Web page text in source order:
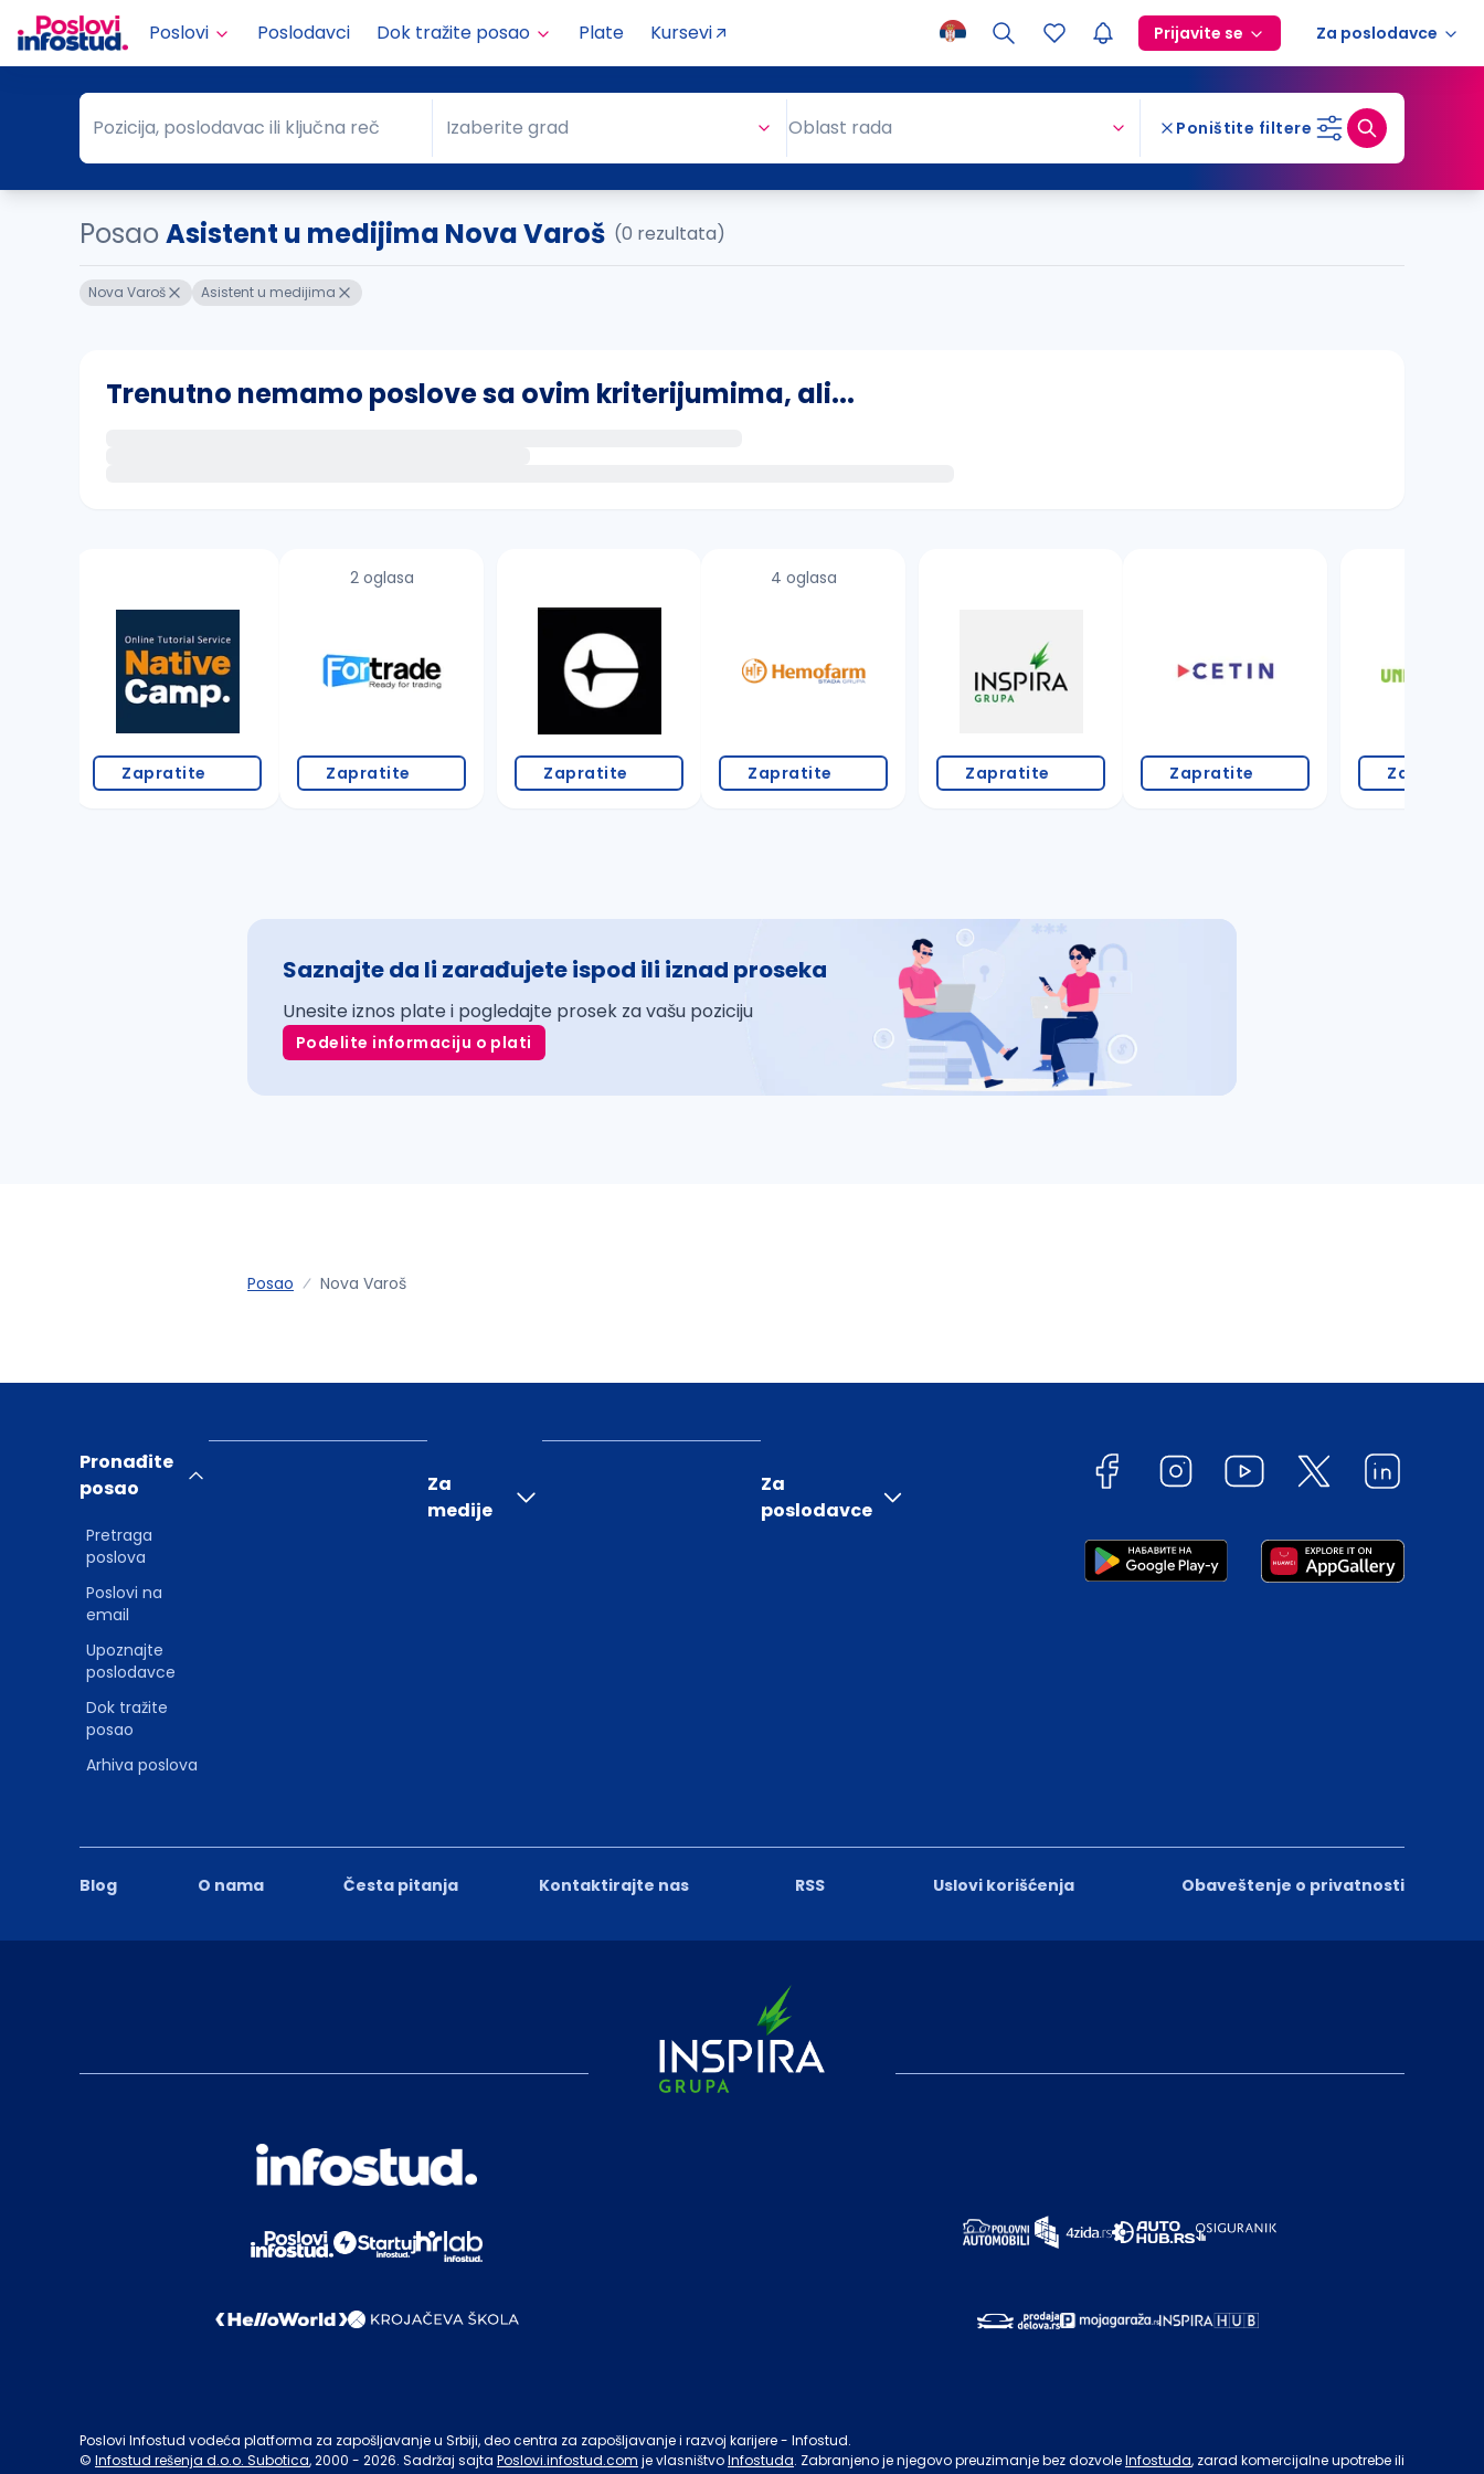
Poslovi Poslodavci Dok tražite posao Plate Kursevi Prijavite se Za poslodavce
Pozicija, poslodavac ili ključna reč
Pozicija, poslodavac ili ključna reč Grad
Izaberite grad Oblast rada Poništite filtere
PosaoAsistent u medijima Nova Varoš (0 rezultata)
Nova Varoš Asistent u medijima
Trenutno nemamo poslove sa ovim kriterijumima, ali...
proverite pravopisne greške (koristite č, ć, š, đ, ž, dž)
povećajte radijus za odabrani grad
Zapratite
2 oglasa
Zapratite Zapratite
4 oglasa
Zapratite Zapratite Zapratite Zapratite
Saznajte da li zarađujete ispod ili iznad proseka
Unesite iznos plate i pogledajte prosek za vašu poziciju
Podelite informaciju o plati
Posao Nova Varoš
Blog O nama Česta pitanja Kontaktirajte nas RSS Uslovi korišćenja Obaveštenje o privatnosti
Pronađite
posao
Pretraga
poslova
Poslovi na
email
Upoznajte
poslodavce
Dok tražite
posao
Arhiva poslova
Za
medije
Za
poslodavce
Poslovi Infostud vodeća platforma za zapošljavanje u Srbiji, deo centra za zapošljavanje i razvoj karijere - Infostud.
© Infostud rešenja d.o.o. Subotica, 2000 - 2026. Sadržaj sajta Poslovi.infostud.com je vlasništvoInfostuda. Zabranjeno je njegovo preuzimanje bez dozvoleInfostuda, zarad komercijalne upotrebe ili